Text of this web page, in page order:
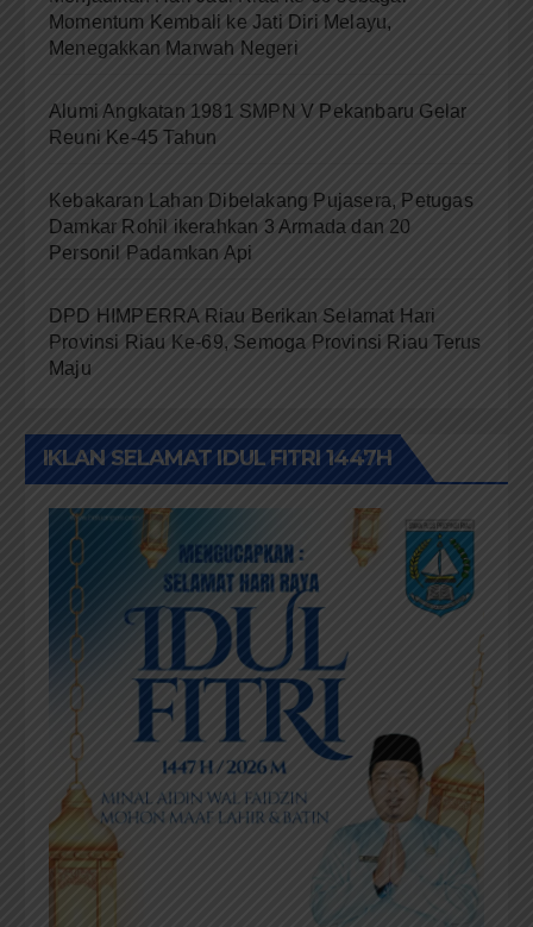
Momentum Kembali ke Jati Diri Melayu,
Menegakkan Marwah Negeri
Alumi Angkatan 1981 SMPN V Pekanbaru Gelar
Reuni Ke-45 Tahun
Kebakaran Lahan Dibelakang Pujasera, Petugas
Damkar Rohil ikerahkan 3 Armada dan 20
Personil Padamkan Api
DPD HIMPERRA Riau Berikan Selamat Hari
Provinsi Riau Ke-69, Semoga Provinsi Riau Terus
Maju
IKLAN SELAMAT IDUL FITRI 1447H